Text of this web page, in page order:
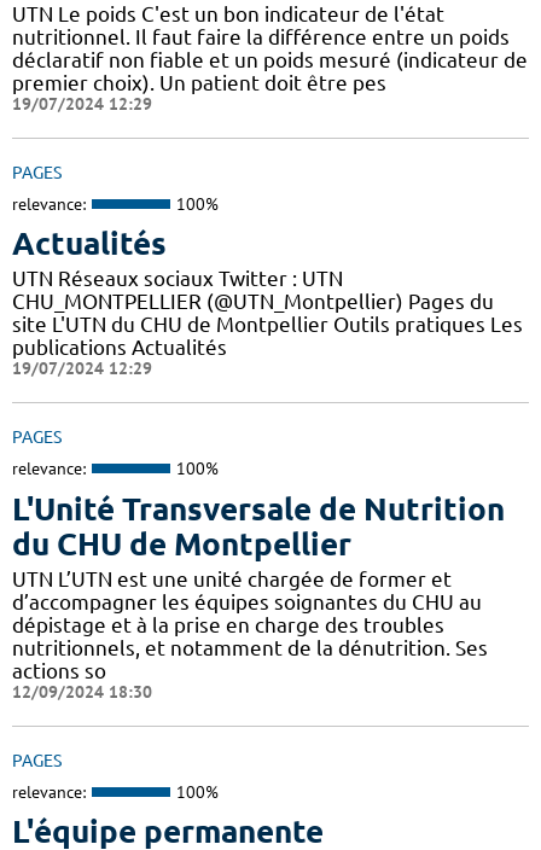
UTN Le poids C'est un bon indicateur de l'état
nutritionnel. Il faut faire la différence entre un poids
déclaratif non fiable et un poids mesuré (indicateur de
premier choix). Un patient doit être pes
19/07/2024 12:29
PAGES
relevance: 100%
Actualités
UTN Réseaux sociaux Twitter : UTN
CHU_MONTPELLIER (@UTN_Montpellier) Pages du
site L'UTN du CHU de Montpellier Outils pratiques Les
publications Actualités
19/07/2024 12:29
PAGES
relevance: 100%
L'Unité Transversale de Nutrition
du CHU de Montpellier
UTN L’UTN est une unité chargée de former et
d’accompagner les équipes soignantes du CHU au
dépistage et à la prise en charge des troubles
nutritionnels, et notamment de la dénutrition. Ses
actions so
12/09/2024 18:30
PAGES
relevance: 100%
L'équipe permanente